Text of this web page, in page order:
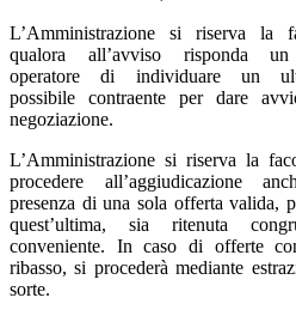
L’Amministrazione si riserva la
qualora all’avviso risponda
operatore di individuare un
possibile contraente per dare
negoziazione.
L’Amministrazione si riserva la
procedere all’aggiudicazione
presenza di una sola offerta valida,
quest’ultima, sia ritenuta
conveniente. In caso di offerte
ribasso, si procederà mediante
sorte.